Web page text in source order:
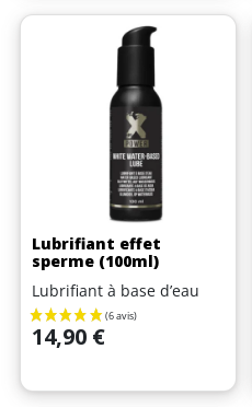
Lubrifiant effet
sperme (100ml)
Lubrifiant à base d’eau
Prix
14,90 €